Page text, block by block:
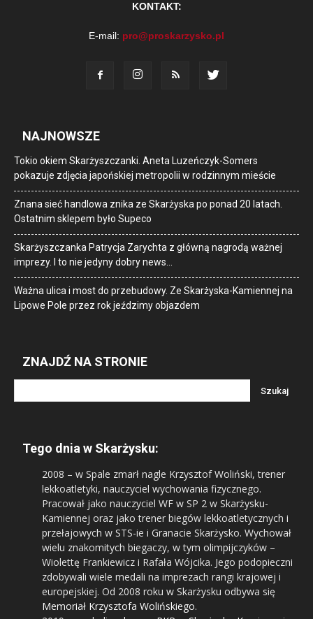
KONTAKT:
E-mail: pro@proskarzysko.pl
NAJNOWSZE
Tokio okiem Skarżyszczanki. Aneta Luzeńczyk-Somers
pokazuje zdjęcia japońskiej metropolii w rodzinnym mieście
Znana sieć handlowa znika ze Skarżyska po ponad 20 latach.
Ostatnim sklepem było Supeco
Skarżyszczanka Patrycja Zarychta z główną nagrodą ważnej
imprezy. I to nie jedyny dobry news…
Ważna ulica i most do przebudowy. Ze Skarżyska-Kamiennej na
Lipowe Pole przez rok jeździmy objazdem
ZNAJDŹ NA STRONIE
Tego dnia w Skarżysku:
2008 – w Spale zmarł nagle Krzysztof Woliński, trener
lekkoatletyki, nauczyciel wychowania fizycznego.
Pracował jako nauczyciel WF w SP 2 w Skarżysku-
Kamiennej oraz jako trener biegów lekkoatletycznych i
przełajowych w STS-ie i Granacie Skarżysko. Wychował
wielu znakomitych biegaczy, w tym olimpijczyków –
Wiolettę Frankiewicz i Rafała Wójcika. Jego podopieczni
zdobywali wiele medali na imprezach rangi krajowej i
europejskiej. Od 2008 roku w Skarżysku odbywa się
Memoriał Krzysztofa Wolińskiego.